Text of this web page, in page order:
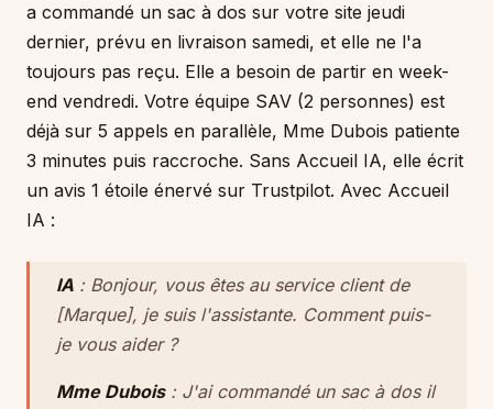
a commandé un sac à dos sur votre site jeudi
dernier, prévu en livraison samedi, et elle ne l'a
toujours pas reçu. Elle a besoin de partir en week-
end vendredi. Votre équipe SAV (2 personnes) est
déjà sur 5 appels en parallèle, Mme Dubois patiente
3 minutes puis raccroche. Sans Accueil IA, elle écrit
un avis 1 étoile énervé sur Trustpilot. Avec Accueil
IA :
IA : Bonjour, vous êtes au service client de
[Marque], je suis l'assistante. Comment puis-
je vous aider ?
Mme Dubois: J'ai commandé un sac à dos il